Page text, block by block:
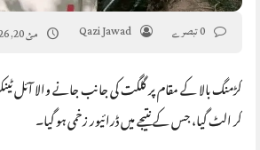
Qazi Jawad مئ 20, 2026
کڑمنگ بالا کے مقام پر گلگت کی جانب جانے والا آئل
کر الٹ گیا، جس کے نتیجے میں ڈرائیور زخمی ہو گیا۔